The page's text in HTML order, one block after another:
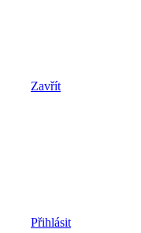
Zavřít
Přihlásit